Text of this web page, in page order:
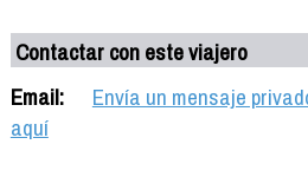
Contactar con este viajero
Email:
Envía un mensaje
aquí